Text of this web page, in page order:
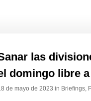
las
domingo libre
de mayo de 2023 in Briefings,